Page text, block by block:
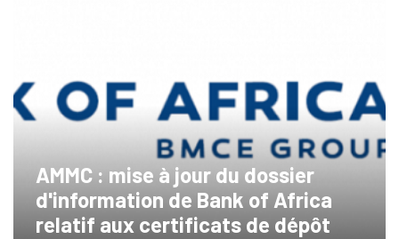
AMMC : mise à jour du dossier
d'information de Bank of Africa
relatif aux certificats de dépôt